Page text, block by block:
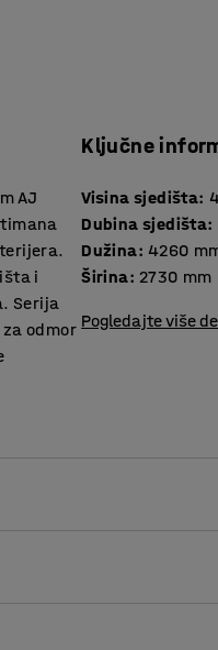
AJ
i
Serija
odmor
Ključne
Visina sjedišta:
Dubina sjedišta:
Dužina: 4260
Širina: 2730 mm
Pogledajte više
te ureda i škola. Otvor